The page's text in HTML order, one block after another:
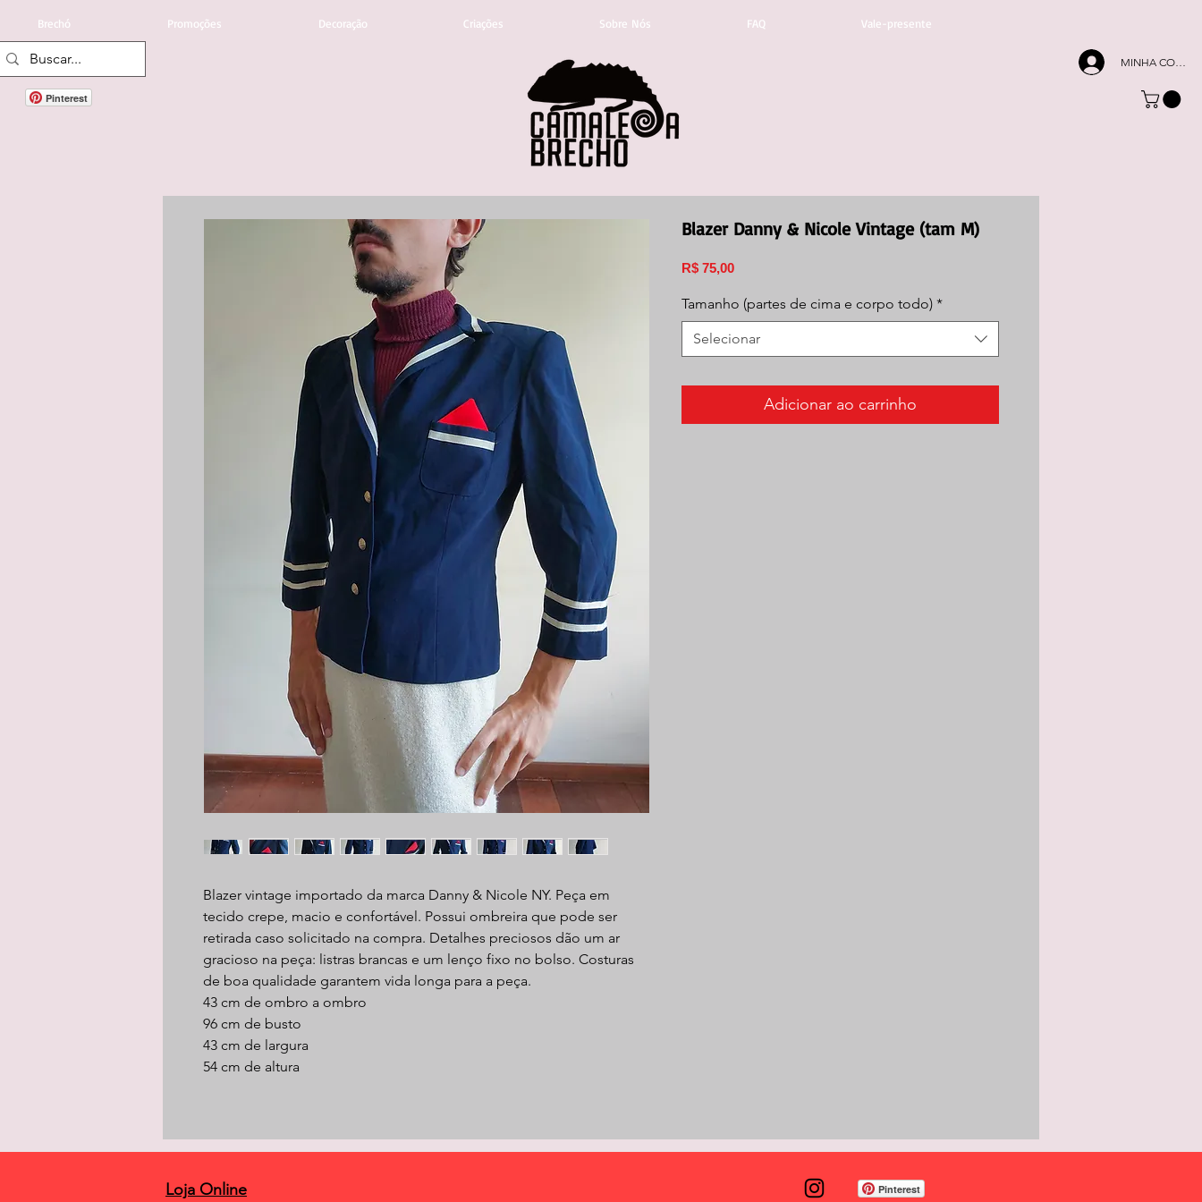
Brechó Promoções Decoração Criações Sobre Nós FAQ Vale-presente
MINHA CONTA
Pinterest
Blazer vintage importado da marca Danny & Nicole NY. Peça em
tecido crepe, macio e confortável. Possui ombreira que pode ser
retirada caso solicitado na compra. Detalhes preciosos dão um ar
gracioso na peça: listras brancas e um lenço fixo no bolso. Costuras
de boa qualidade garantem vida longa para a peça.
43 cm de ombro a ombro
96 cm de busto
43 cm de largura
54 cm de altura
Blazer Danny & Nicole Vintage (tam M)
R$ 75,00Preço
Tamanho (partes de cima e corpo todo) *
Selecionar
Adicionar ao carrinho
Loja Online Pinterest